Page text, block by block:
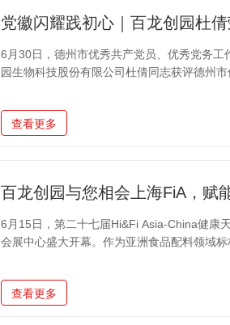
党徽闪耀践初心｜百龙创园杜
6月30日，德州市优秀共产党员、优秀党务
园生物科技股份有限公司杜倩同志获评德州
缩影。杜倩同志深耕功能糖领域，先后荣获
行业职工优秀技术创新成果、德州市科技进
查看更多
百龙创园与您相会上海FiA，赋
6月15日，第二十七届Hi&Fi Asia-China健康
会展中心盛大开幕。作为亚洲食品配料领域
及一站式食品配方解决方案重磅亮相4.1馆
作为国内功能糖行业专精特新小巨人企业，
查看更多